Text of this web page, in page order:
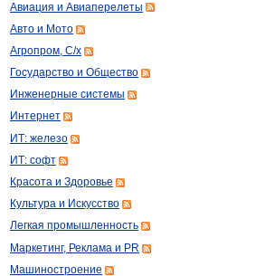
Авиация и Авиаперелеты
Авто и Мото
Агропром, С/х
Государство и Общество
Инженерные системы
Интернет
ИТ: железо
ИТ: софт
Красота и Здоровье
Культура и Искусство
Легкая промышленность
Маркетинг, Реклама и PR
Машиностроение